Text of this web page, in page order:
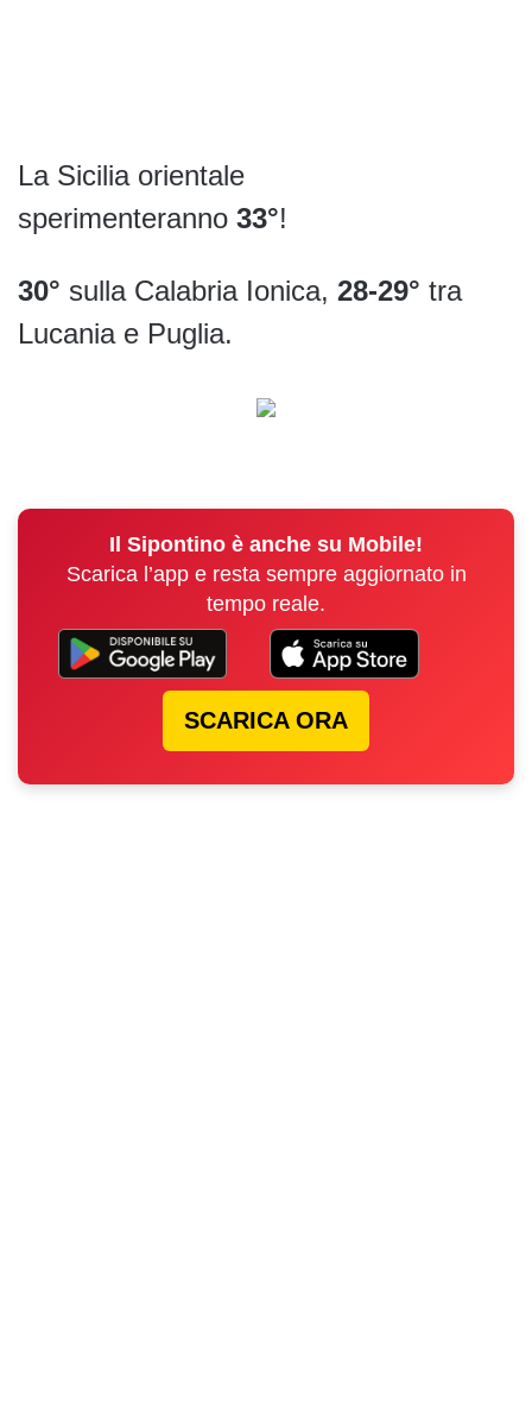
La Sicilia orientale
sperimenteranno 33°!
30° sulla Calabria Ionica, 28-29° tra
Lucania e Puglia.
Il Sipontino è anche su Mobile!
Scarica l’app e resta sempre aggiornato in
tempo reale.
SCARICA ORA